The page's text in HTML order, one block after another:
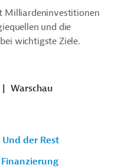
Milliardeninvestitionen
und die
wichtigste Ziele.
Warschau
der Rest